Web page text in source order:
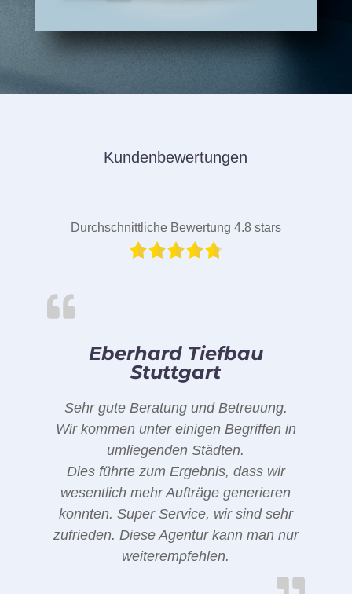
Kundenbewertungen
Durchschnittliche Bewertung 4.8 stars
Eberhard Tiefbau
Stuttgart
Sehr gute Beratung und Betreuung.
Wir kommen unter einigen Begriffen in
umliegenden Städten.
Dies führte zum Ergebnis, dass wir
wesentlich mehr Aufträge generieren
konnten. Super Service, wir sind sehr
zufrieden. Diese Agentur kann man nur
weiterempfehlen.